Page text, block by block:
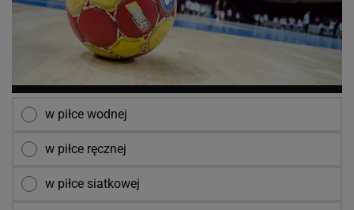
w piłce wodnej
w piłce ręcznej
w piłce siatkowej